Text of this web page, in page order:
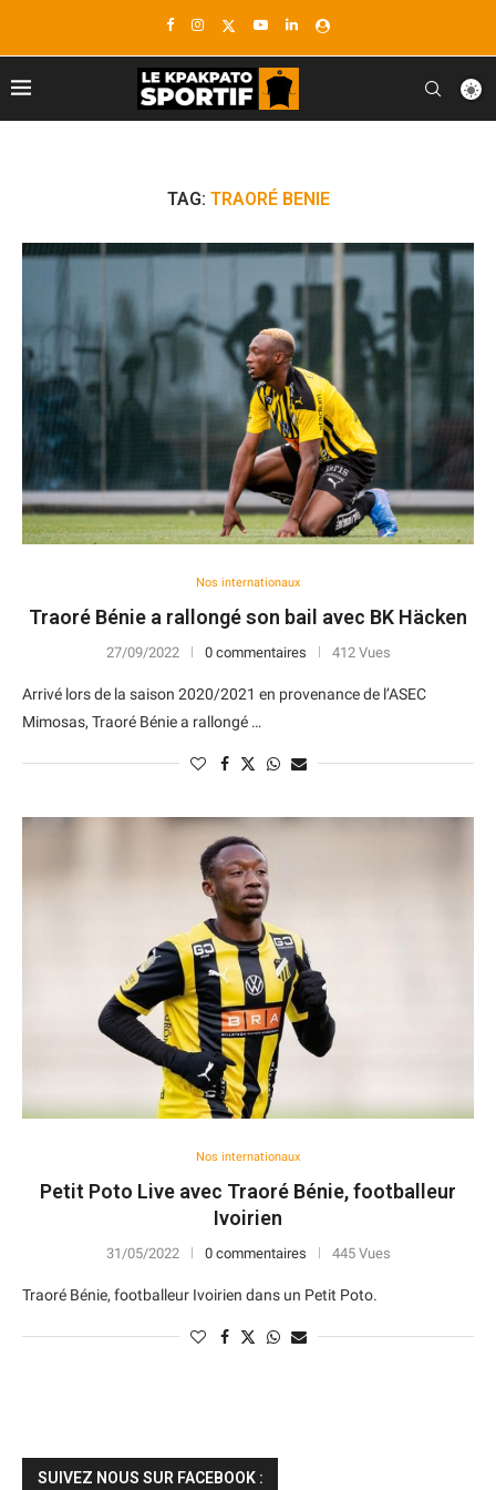
TAG: TRAORÉ BENIE
Nos internationaux
Traoré Bénie a rallongé son bail avec BK Häcken
27/09/2022 0 commentaires 412 Vues
Arrivé lors de la saison 2020/2021 en provenance de l’ASEC
Mimosas, Traoré Bénie a rallongé …
Nos internationaux
Petit Poto Live avec Traoré Bénie, footballeur
Ivoirien
31/05/2022 0 commentaires 445 Vues
Traoré Bénie, footballeur Ivoirien dans un Petit Poto.
SUIVEZ NOUS SUR FACEBOOK :